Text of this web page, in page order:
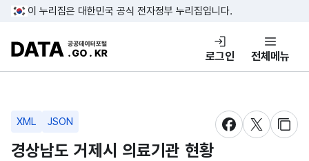
콘텐츠 바로가기
푸터 바로가기
이 누리집은 대한민국 공식 전자정부 누리집입니다.
DATA.GO.KR 공공데이터포털
로그인 전체메뉴
XML JSON
새창 열림새창 열림
새창
경상남도 거제시 의료기관 현황